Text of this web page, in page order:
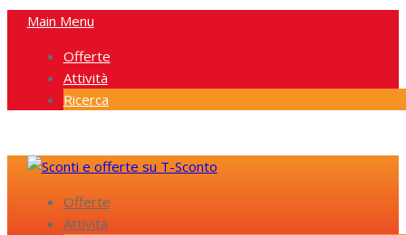
Main Menu
Offerte
Attività
Ricerca
Offerte
Attività